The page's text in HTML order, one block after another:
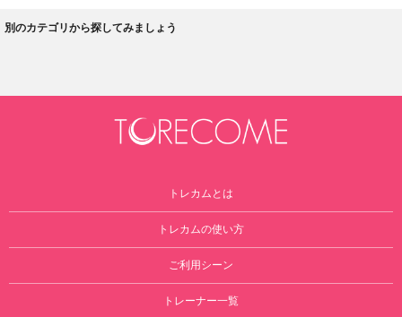
別のカテゴリから探してみましょう
トレカムとは
トレカムの使い方
ご利用シーン
トレーナー一覧